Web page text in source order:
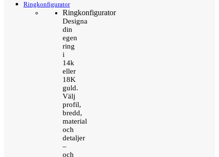
Ringkonfigurator
Ringkonfigurator
Designa
din
egen
ring
i
14k
eller
18K
guld.
Välj
profil,
bredd,
material
och
detaljer
–
och